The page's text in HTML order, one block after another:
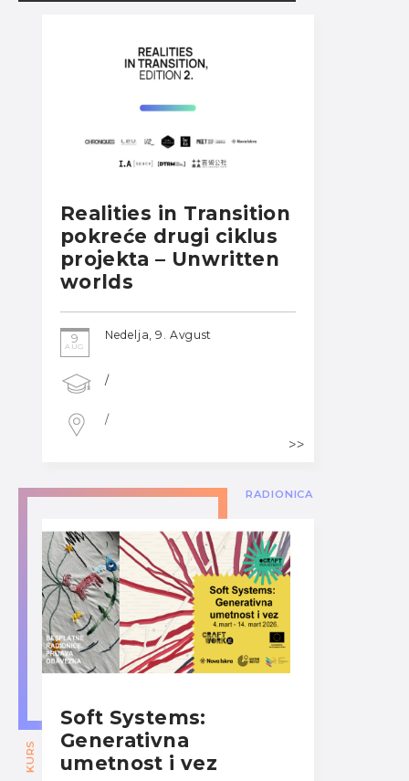
Realities in Transition
pokreće drugi ciklus
projekta – Unwritten
worlds
9
AUG
Nedelja, 9. Avgust
/
/
RADIONICA
KURS
Soft Systems:
Generativna
umetnost i vez